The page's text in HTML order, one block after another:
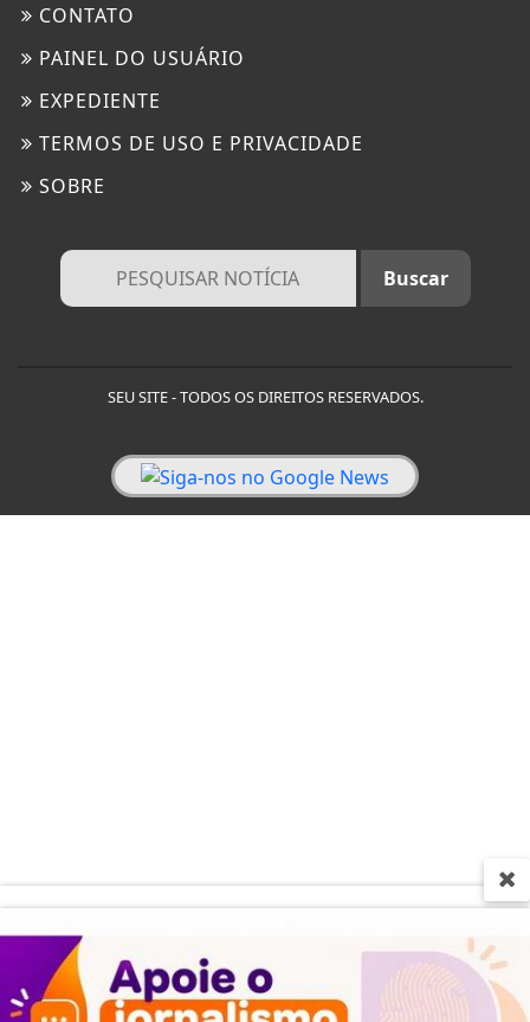
CONTATO
PAINEL DO USUÁRIO
EXPEDIENTE
TERMOS DE USO E PRIVACIDADE
SOBRE
SEU SITE - TODOS OS DIREITOS RESERVADOS.
Termos de Uso e Privacidade
Esse site utiliza cookies para melhorar sua
experiência de navegação. Ao continuar o acesso,
entendemos que você concorda com nossos Termos